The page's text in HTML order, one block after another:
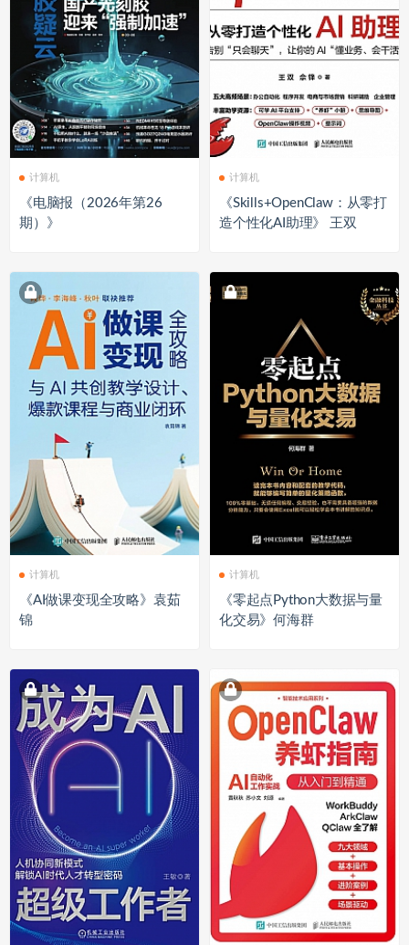
计算机
《电脑报（2026年第26
期）》
计算机
《Skills+OpenClaw：从零打
造个性化AI助理》 王双
计算机
《AI做课变现全攻略》袁茹
锦
计算机
《零起点Python大数据与量
化交易》何海群